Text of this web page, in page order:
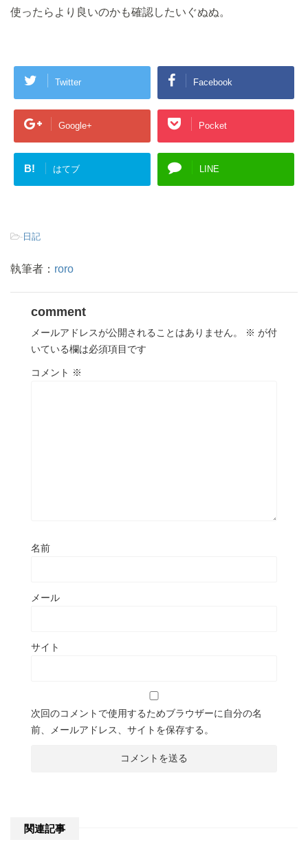
使ったらより良いのかも確認したいぐぬぬ。
Twitter Facebook
Google+ Pocket
B! はてブ LINE
-日記
執筆者： roro
comment
メールアドレスが公開されることはありません。 ※ が付
いている欄は必須項目です
コメント ※
名前
メール
サイト
次回のコメントで使用するためブラウザーに自分の名
前、メールアドレス、サイトを保存する。
関連記事